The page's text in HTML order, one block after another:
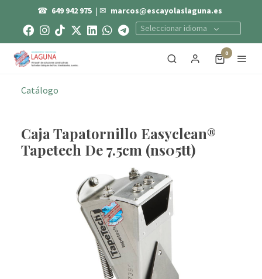
☎ 649 942 975 | ✉ marcos@escayolaslaguna.es
Seleccionar idioma
0
Catálogo
Caja Tapatornillo Easyclean®
Tapetech De 7.5cm (ns05tt)